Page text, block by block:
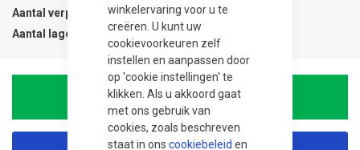
winkelervaring voor u te
creëren. U kunt uw
cookievoorkeuren zelf
instellen en aanpassen door
op 'cookie instellingen' te
klikken. Als u akkoord gaat
met ons gebruik van
cookies, zoals beschreven
staat in ons cookiebeleid en
Aantal verpakkingen 0.25
Aantal lagen
In Winkelwagen